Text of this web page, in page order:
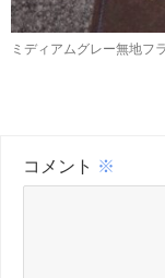
ミディアムグレー無地フ
コメント ※